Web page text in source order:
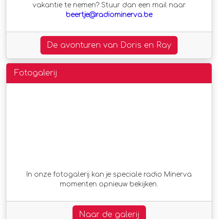
vakantie te nemen? Stuur dan een mail naar
beertje@radiominerva.be
De avonturen van Doris en Ray
Fotogalerij
In onze fotogalerij kan je speciale radio Minerva
momenten opnieuw bekijken.
Naar de galerij